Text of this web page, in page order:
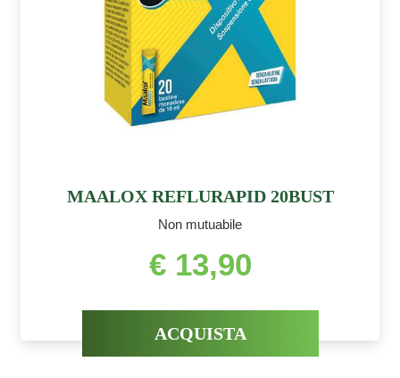
MAALOX REFLURAPID 20BUST
Non mutuabile
€ 13,90
ACQUISTA